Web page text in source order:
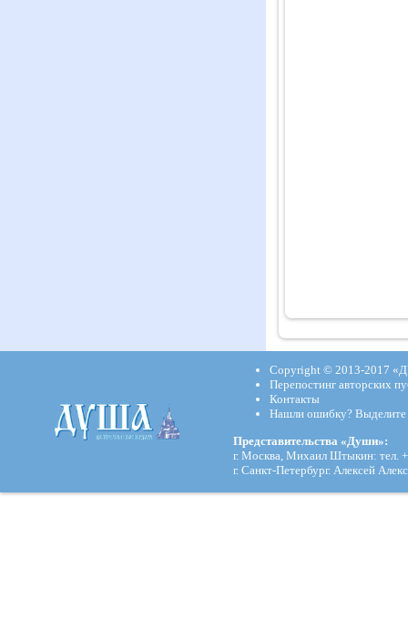
Copyright © 2013-2017
Перепостинг авторских
Контакты
Нашли ошибку?
Представительства «Души»:
г. Москва, Михаил Штыкин: тел.
г. Санкт-Петербург. Алексей